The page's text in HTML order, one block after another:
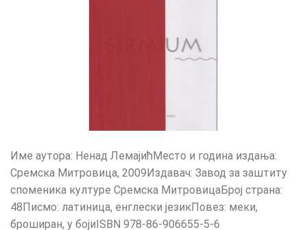
Име аутора: Ненад ЛемајићМесто и година издања:
Сремска Митровица, 2009Издавач: Завод за заштиту
споменика културе Сремска МитровицаБрој страна:
48Писмо: латиница, енглески језикПовез: меки,
броширан, у бојиISBN 978-86-906655-5-6